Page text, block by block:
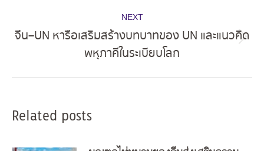
NEXT
post:
จีน–UN หารือเสริมสร้างบทบาทของ UN และแนวคิด
พหุภาคีในระเบียบโลก
Related posts